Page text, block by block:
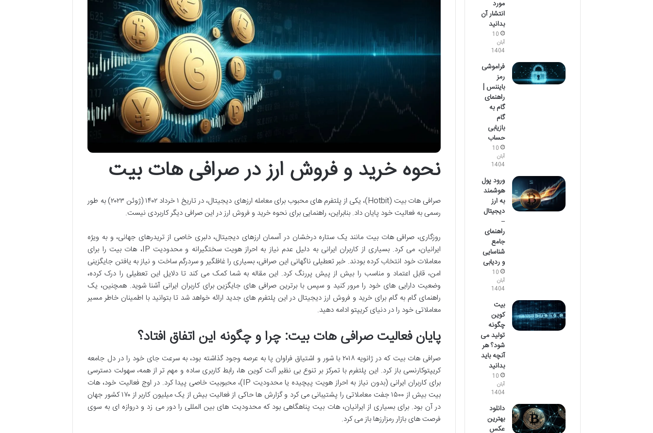
نحوه خرید و فروش ارز در صرافی هات بیت
صرافی هات بیت (Hotbit)، یکی از پلتفرم های محبوب برای معامله ارزهای دیجیتال، در تاریخ ۱ خرداد ۱۴۰۲ (ژوئن ۲۰۲۳) به طور
رسمی به فعالیت خود پایان داد. بنابراین، راهنمایی برای نحوه خرید و فروش ارز در این صرافی دیگر کاربردی نیست.
روزگاری، صرافی هات بیت مانند یک ستاره درخشان در آسمان ارزهای دیجیتال، دلبری خاصی از تریدرهای جهانی، و به ویژه
ایرانیان، می کرد. بسیاری از کاربران ایرانی به دلیل عدم نیاز به احراز هویت سختگیرانه و محدودیت IP، هات بیت را برای
معاملات خود انتخاب کرده بودند. خبر تعطیلی ناگهانی این صرافی، بسیاری را غافلگیر و سردرگم ساخت و نیاز به یافتن جایگزینی
امن، قابل اعتماد و مناسب را بیش از پیش پررنگ کرد. این مقاله به شما کمک می کند تا دلایل این تعطیلی را درک کرده،
وضعیت دارایی های خود را مرور کنید و سپس با برترین صرافی های جایگزین برای کاربران ایرانی آشنا شوید. همچنین، یک
راهنمای گام به گام برای خرید و فروش ارز دیجیتال در این پلتفرم های جدید ارائه خواهد شد تا بتوانید با اطمینان خاطر مسیر
معاملاتی خود را در دنیای کریپتو ادامه دهید.
پایان فعالیت صرافی هات بیت: چرا و چگونه این اتفاق افتاد؟
صرافی هات بیت که در ژانویه ۲۰۱۸ با شور و اشتیاق فراوان پا به عرصه وجود گذاشته بود، به سرعت جای خود را در دل جامعه
کریپتوکارنسی باز کرد. این پلتفرم با تمرکز بر تنوع بی نظیر آلت کوین ها، رابط کاربری ساده و مهم تر از همه، سهولت دسترسی
برای کاربران ایرانی (بدون نیاز به احراز هویت پیچیده یا محدودیت IP)، محبوبیت خاصی پیدا کرد. در اوج فعالیت خود، هات
بیت بیش از ۱۵۰۰ جفت معاملاتی را پشتیبانی می کرد و گزارش ها حاکی از فعالیت بیش از یک میلیون کاربر از ۱۷۰ کشور جهان
در آن بود. برای بسیاری از ایرانیان، هات بیت پناهگاهی بود که محدودیت های بین المللی را دور می زد و دروازه ای به سوی
فرصت های بازار رمزارزها باز می کرد.
مورد
انتشار آن
بدانید
10
آبان
1404
فراموشی
رمز
بایننس |
راهنمای
گام به
گام
بازیابی
حساب
10
آبان
1404
ورود پول
هوشمند
به ارز
دیجیتال
–
راهنمای
جامع
شناسایی
و ردیابی
10
آبان
1404
بیت
کوین
چگونه
تولید می
شود؟ هر
آنچه باید
بدانید
10
آبان
1404
دانلود
بهترین
عکس